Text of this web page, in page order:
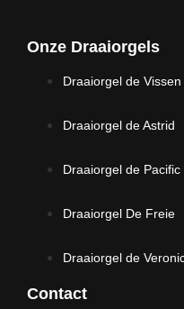
Onze Draaiorgels
Draaiorgel de Vissen
Draaiorgel de Astrid
Draaiorgel de Pacific
Draaiorgel De Freie
Draaiorgel de
Contact